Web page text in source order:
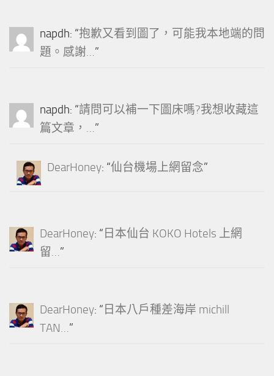
napdh: “抱歉又看到圖了，可能我本地端的問
題。感謝…”
napdh: “請問可以補一下圖床嗎?我想收藏這
篇文章，…”
DearHoney: “仙台機場上網留念”
DearHoney: “ 日本仙台 KOKO Hotels 上網
留…”
DearHoney: “ 日本八戶種差海岸 michill
TAN…”